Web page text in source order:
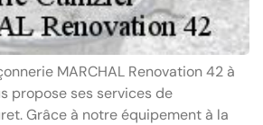
MARCHAL Renovation 42 à
propose ses services de
Grâce à notre équipement à la